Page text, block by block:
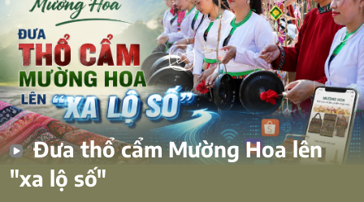
Đưa thổ cẩm Mường Hoa lên
"xa lộ số"